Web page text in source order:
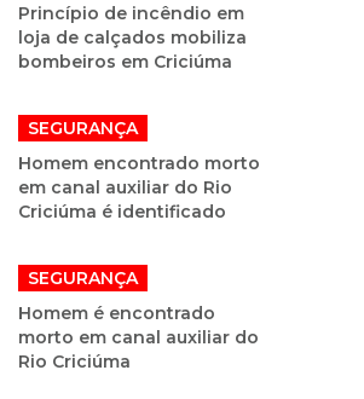
Princípio de incêndio em
loja de calçados mobiliza
bombeiros em Criciúma
SEGURANÇA
Homem encontrado morto
em canal auxiliar do Rio
Criciúma é identificado
SEGURANÇA
Homem é encontrado
morto em canal auxiliar do
Rio Criciúma